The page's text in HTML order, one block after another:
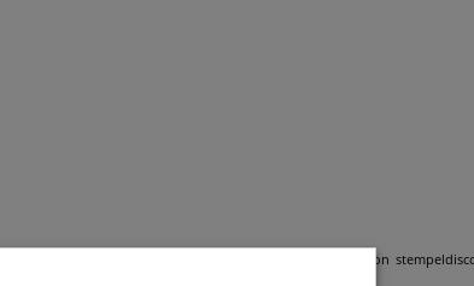
Das Produkt wird gemäß den Kundenangaben von